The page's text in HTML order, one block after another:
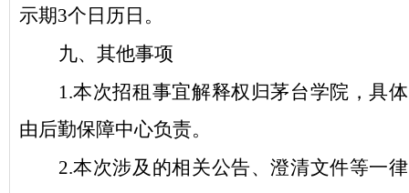
示期3个日历日 。
九、其他事项
1.本次招租事宜解释权归茅台学院，具体
由后勤保障中心负责。
2.本次涉及的相关公告、澄清文件等一律